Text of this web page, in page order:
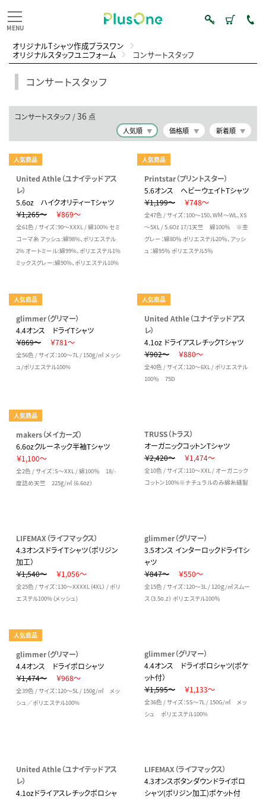
オリジナルTシャツ作成プラスワン
オリジナルスタッフユニフォーム コンサートスタッフ
コンサートスタッフ
コンサートスタッフ /36 点
人気順 価格順 新着順
人気商品
United Athle（ユナイテッドアス
レ）
5.6oz ハイクオリティーTシャツ
￥1,265～
￥869～
全61色 / サイズ：90～XXXL / 綿100% セミ
コーマ糸 アッシュ:綿98%、ポリエステル
2% オートミール:綿99%、ポリエステル1%
ミックスグレー:綿90%、ポリエステル10%
人気商品
Printstar（プリントスター）
5.6オンス ヘビーウェイトTシャツ
￥1,199～
￥748～
全47色 / サイズ：100～150、WＭ～WL、XS
～5XL / 5.6Oz 17/1天竺 綿100％ ※杢
グレー：綿80％ ポリエステル20％、アッシ
ュ：綿95％ ポリエステル5％
人気商品
glimmer（グリマー）
4.4オンス ドライTシャツ
￥869～
￥781～
全56色 / サイズ：100～7L / 150g/㎡ メッシ
ュ/ポリエステル100%
人気商品
United Athle（ユナイテッドアス
レ）
4.1oz ドライアスレチックTシャツ
￥902～
￥880～
全40色 / サイズ：120～6XL / ポリエステル
100％ 75D
人気商品
makers（メイカーズ）
6.6ozクルーネック半袖Tシャツ
￥1,100～
全2色 / サイズ：S～XXL / 綿100％ 18/-
度詰め天竺 225g/㎡（6.6oz）
TRUSS（トラス）
オーガニックコットンTシャツ
￥2,420～
￥1,474～
全10色 / サイズ：110～XXL / オーガニック
コットン100%※ナチュラルのみ綿糸縫製
LIFEMAX（ライフマックス）
4.3オンスドライＴシャツ（ポリジン
加工）
￥1,540～
￥1,056～
全25色 / サイズ：130～XXXXL（4XL） / ポリ
エステル100%（メッシュ)
glimmer（グリマー）
3.5オンス インターロックドライTシ
ャツ
￥847～
￥550～
全15色 / サイズ：120～3L / 120ｇ/㎡スムー
ス（3.5o.z） ポリエステル100％
人気商品
glimmer（グリマー）
4.4オンス ドライポロシャツ
￥1,474～
￥968～
全39色 / サイズ：120～5L / 150g/㎡ メッ
シュ／ポリエステル100%
glimmer（グリマー）
4.4オンス ドライポロシャツ(ポケ
ット付）
￥1,595～
￥1,133～
全36色 / サイズ：SS～7L / 150G/㎡ メッ
シュ ポリエステル100%
United Athle（ユナイテッドアス
レ）
4.1ozドライアスレチックポロシャ
LIFEMAX（ライフマックス）
4.3オンスボタンダウンドライポロ
シャツ(ポリジン加工)ポケット付